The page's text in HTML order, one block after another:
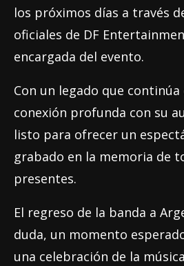
los próximos días a través
oficiales de DF
encargada del evento.
Con un legado que
conexión profunda con su
listo para ofrecer un
grabado en la memoria de
presentes.
El regreso de la banda a
duda, un momento
una celebración de la